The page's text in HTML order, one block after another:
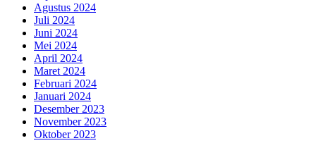
Agustus 2024
Juli 2024
Juni 2024
Mei 2024
April 2024
Maret 2024
Februari 2024
Januari 2024
Desember 2023
November 2023
Oktober 2023